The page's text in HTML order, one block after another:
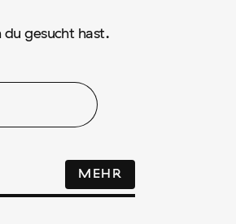
du gesucht hast.
MEHR